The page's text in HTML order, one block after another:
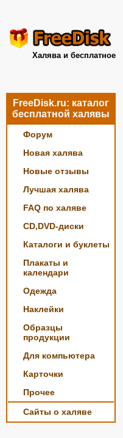
Халява и бесплатное
FreeDisk.ru: каталог
бесплатной халявы
Форум
Новая халява
Новые отзывы
Лучшая халява
FAQ по халяве
CD,DVD-диски
Каталоги и буклеты
Плакаты и
календари
Одежда
Наклейки
Образцы
продукции
Для компьютера
Карточки
Прочее
Сайты о халяве